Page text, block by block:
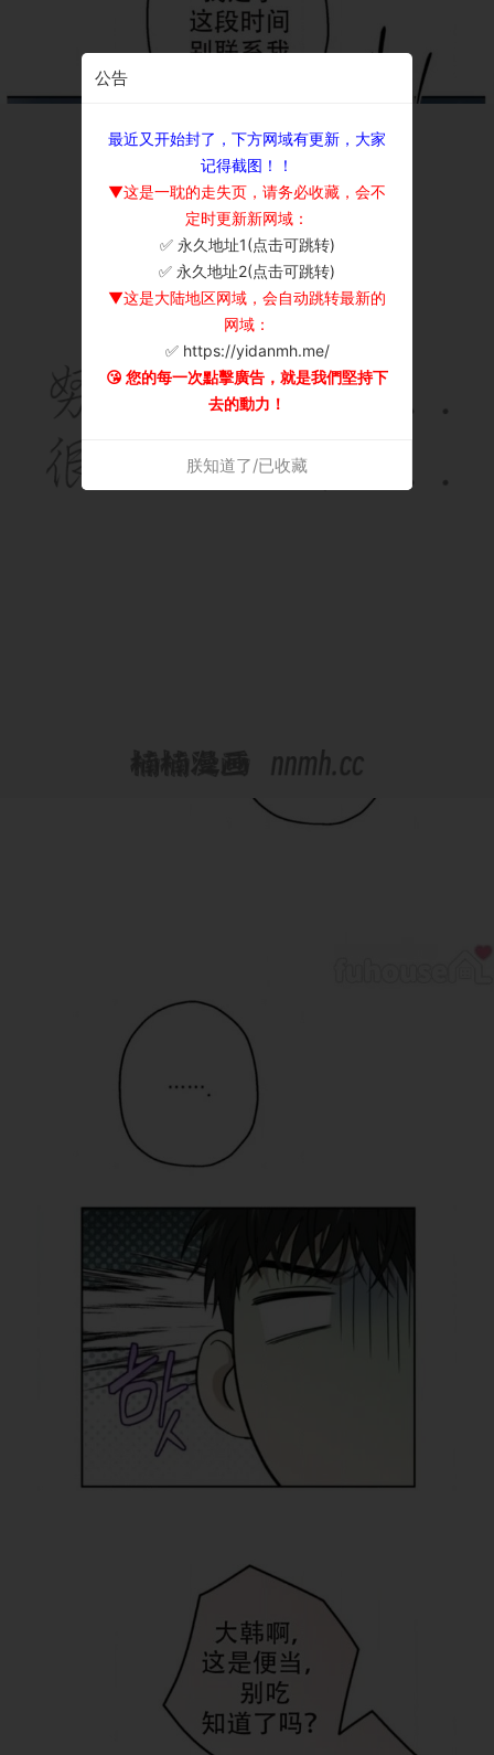
公告
最近又开始封了，下方网域有更新，大家
记得截图！！
▼这是一耽的走失页，请务必收藏，会不
定时更新新网域：
✅ 永久地址1(点击可跳转)
✅ 永久地址2(点击可跳转)
▼这是大陆地区网域，会自动跳转最新的
网域：
✅ https://yidanmh.me/
😘 您的每一次點擊廣告，就是我們堅持下
去的動力！
朕知道了/已收藏